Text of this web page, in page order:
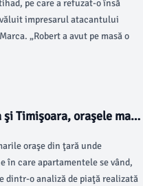
pe care a refuzat-o însă
impresarul atacantului
„Robert a avut pe masă o
Timişoara, oraşele mari
oraşe din ţară unde
în care apartamentele se vând,
dintr-o analiză de piaţă realizată